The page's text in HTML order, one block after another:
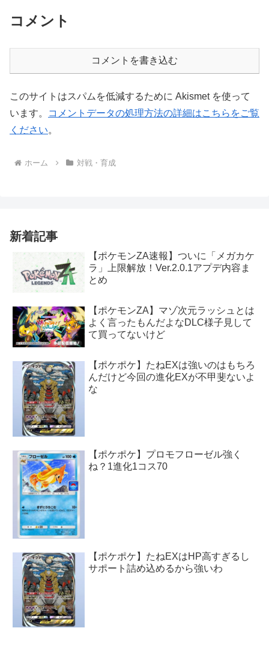
コメント
コメントを書き込む
このサイトはスパムを低減するために Akismet を使って
います。
コメントデータの処理方法の詳細はこちらをご覧
ください。
ホーム 対戦・育成
新着記事
【ポケモンZA速報】ついに「メガカケ
ラ」上限解放！Ver.2.0.1アプデ内容ま
とめ
【ポケモンZA】マゾ次元ラッシュとは
よく言ったもんだよなDLC様子見して
て買ってないけど
【ポケポケ】たねEXは強いのはもちろ
んだけど今回の進化EXが不甲斐ないよ
な
【ポケポケ】プロモフローゼル強く
ね？1進化1コス70
【ポケポケ】たねEXはHP高すぎるし
サポート詰め込めるから強いわ